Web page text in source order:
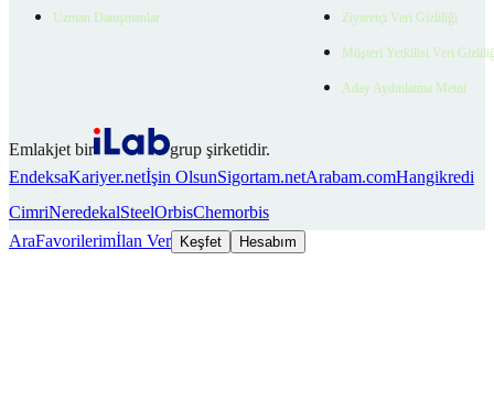
Uzman Danışmanlar Ziyaretçi Veri Gizliliği
Müşteri Yetkilisi Veri
Aday Aydınlatma Metni
Emlakjet bir
grup şirketidir.
EndeksaKariyer.netİşin OlsunSigortam.netArabam.comHangikredi
CimriNeredekalSteelOrbisChemorbis
AraFavorilerimİlan Ver Keşfet Hesabım